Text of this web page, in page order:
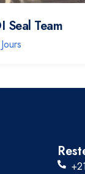
Seal Team